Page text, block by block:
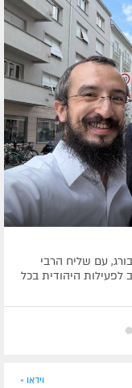
עם שליח הרבי
לפעילות היהודית בכל
וידאו »